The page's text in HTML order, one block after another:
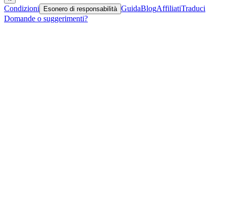
Condizioni Esonero di responsabilità GuidaBlogAffiliatiTraduci
Domande o suggerimenti?